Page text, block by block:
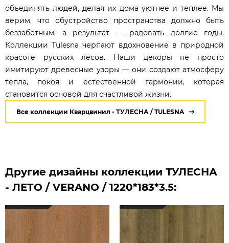
объединять людей, делая их дома уютнее и теплее. Мы
верим, что обустройство пространства должно быть
беззаботным, а результат — радовать долгие годы.
Коллекции Tulesna черпают вдохновение в природной
красоте русских лесов. Наши декоры не просто
имитируют древесные узоры — они создают атмосферу
тепла, покоя и естественной гармонии, которая
становится основой для счастливой жизни.
Все коллекции Кварцвинил - ТУЛЕСНА / TULESNA
Другие дизайны коллекции ТУЛЕСНА
- ЛЕТО / VERANO / 1220*183*3.5: